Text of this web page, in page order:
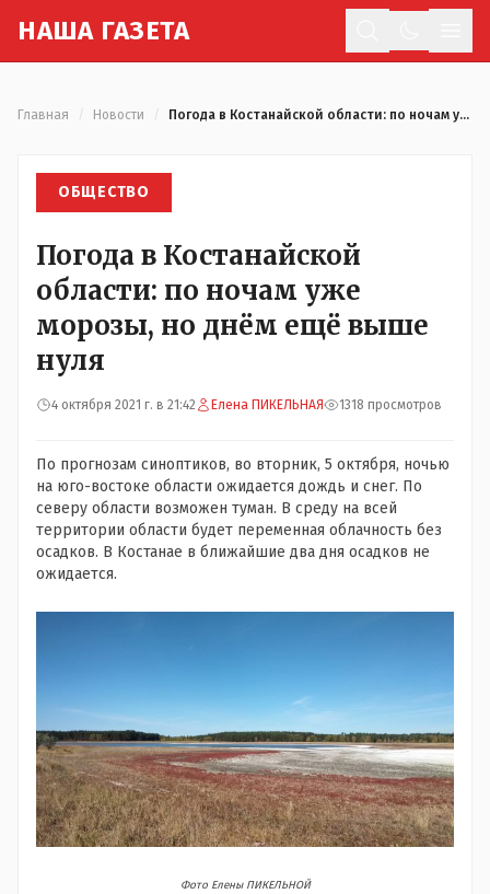
НАША ГАЗЕТА
Главная Новости Погода в Костанайской области: по ночам уже морозы, но днём ещё выше нуля
ОБЩЕСТВО
Погода в Костанайской
области: по ночам уже
морозы, но днём ещё выше
нуля
4 октября 2021 г. в 21:42 Елена ПИКЕЛЬНАЯ 1318 просмотров
По прогнозам синоптиков, во вторник, 5 октября, ночью
на юго-востоке области ожидается дождь и снег. По
северу области возможен туман. В среду на всей
территории области будет переменная облачность без
осадков. В Костанае в ближайшие два дня осадков не
ожидается.
Фото Елены ПИКЕЛЬНОЙ